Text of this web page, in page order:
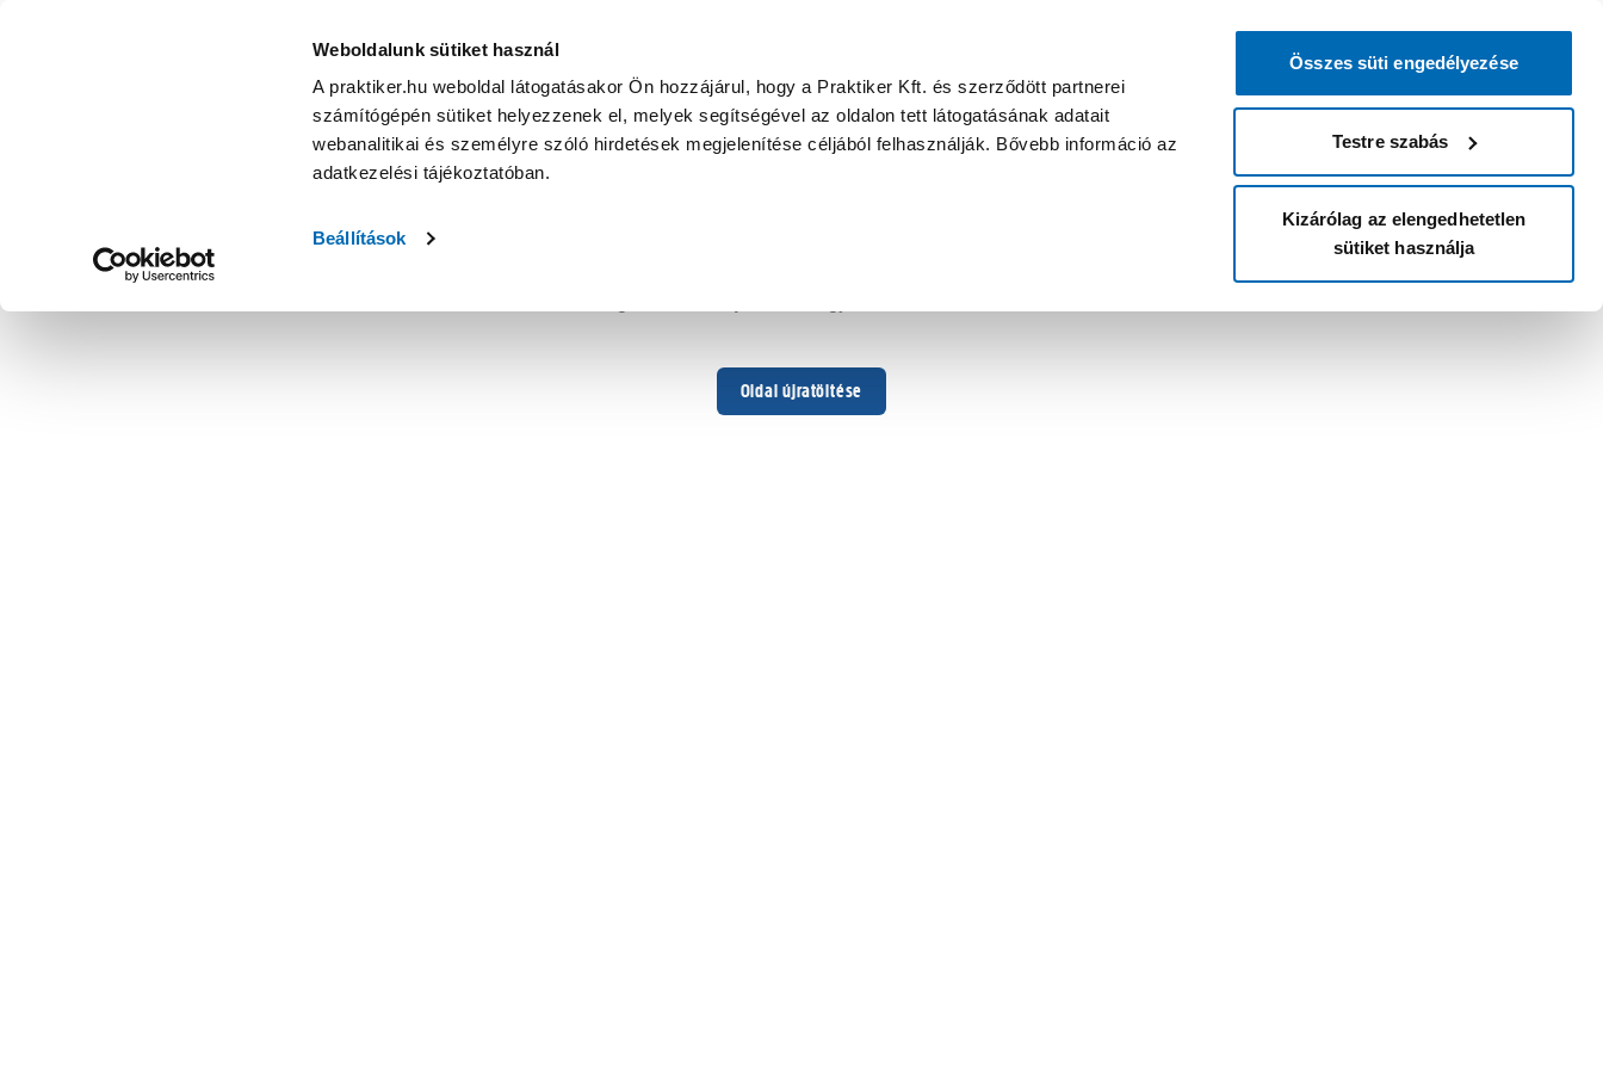
Weboldalunk sütiket használ
A praktiker.hu weboldal látogatásakor Ön hozzájárul, hogy a Praktiker Kft. és szerződött partnerei
számítógépén sütiket helyezzenek el, melyek segítségével az oldalon tett látogatásának adatait
webanalitikai és személyre szóló hirdetések megjelenítése céljából felhasználják. Bővebb információ az
adatkezelési tájékoztatóban.
Beállítások
Összes süti engedélyezése
Testre szabás
Kizárólag az elengedhetetlen
sütiket használja
Oldal újratöltése